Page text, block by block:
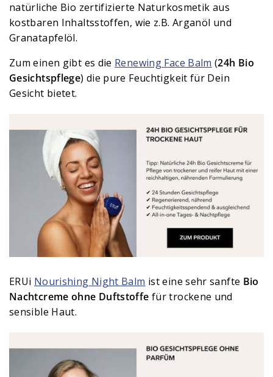
natürliche Bio zertifizierte Naturkosmetik aus
kostbaren Inhaltsstoffen, wie z.B. Arganöl und
Granatapfelöl.
Zum einen gibt es die Renewing Face Balm (24h Bio
Gesichtspflege) die pure Feuchtigkeit für Dein
Gesicht bietet.
ERUi Nourishing Night Balm ist eine sehr sanfte Bio
Nachtcreme ohne Duftstoffe für trockene und
sensible Haut.